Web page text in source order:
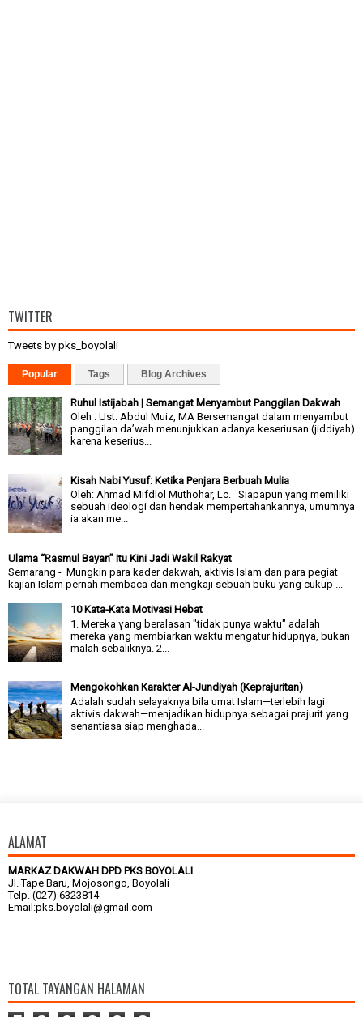
TWITTER
Tweets by pks_boyolali
Popular Tags Blog Archives
Ruhul Istijabah | Semangat Menyambut Panggilan Dakwah
Oleh : Ust. Abdul Muiz, MA Bersemangat dalam menyambut
panggilan da’wah menunjukkan adanya keseriusan (jiddiyah)
karena keserius...
Kisah Nabi Yusuf: Ketika Penjara Berbuah Mulia
Oleh: Ahmad Mifdlol Muthohar, Lc. Siapapun yang memiliki
sebuah ideologi dan hendak mempertahankannya, umumnya
ia akan me...
Ulama “Rasmul Bayan” Itu Kini Jadi Wakil Rakyat
Semarang - Mungkin para kader dakwah, aktivis Islam dan para pegiat
kajian Islam pernah membaca dan mengkaji sebuah buku yang cukup ...
10 Kata-Kata Motivasi Hebat
1. Mereka γang beralasan "tidak punya waktu" adalah
mereka γang membiarkan waktu mengatur hidupηγa, bukan
malah sebaliknya. 2...
Mengokohkan Karakter Al-Jundiyah (Keprajuritan)
Adalah sudah selayaknya bila umat Islam—terlebih lagi
aktivis dakwah—menjadikan hidupnya sebagai prajurit yang
senantiasa siap menghada...
ALAMAT
MARKAZ DAKWAH DPD PKS BOYOLALI
Jl. Tape Baru, Mojosongo, Boyolali
Telp. (027) 6323814
Email:pks.boyolali@gmail.com
TOTAL TAYANGAN HALAMAN